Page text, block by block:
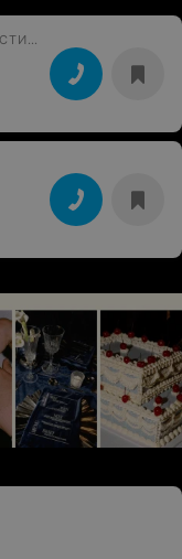
ИНТЕРНЕТ-МАГАЗИН РЫБОЛОВНЫХ И ТУРИСТИЧЕСКИХ ТОВАРОВ